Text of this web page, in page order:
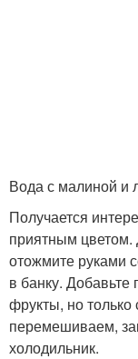
Вода с малиной и
Получается
приятным цветом.
отожмите руками
в банку.
фрукты, но только
перемешиваем,
холодильник.